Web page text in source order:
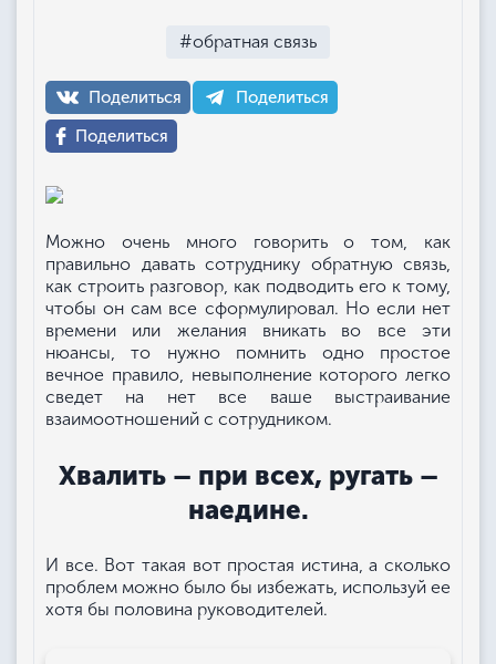
#обратная связь
Поделиться
Поделиться
Поделиться
Можно очень много говорить о том, как
правильно давать сотруднику обратную связь,
как строить разговор, как подводить его к тому,
чтобы он сам все сформулировал. Но если нет
времени или желания вникать во все эти
нюансы, то нужно помнить одно простое
вечное правило, невыполнение которого легко
сведет на нет все ваше выстраивание
взаимоотношений с сотрудником.
Хвалить – при всех, ругать –
наедине.
И все. Вот такая вот простая истина, а сколько
проблем можно было бы избежать, используй ее
хотя бы половина руководителей.